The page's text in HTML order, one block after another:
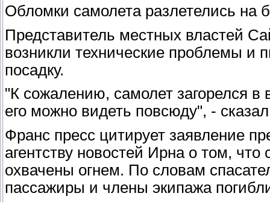
Обломки самолета разлетелись на
Представитель местных властей
возникли технические проблемы и
посадку.
"К сожалению, самолет загорелся
его можно видеть повсюду", -
Франс пресс цитирует заявление
агентству новостей Ирна о том,
охвачены огнем. По словам
пассажиры и члены экипажа